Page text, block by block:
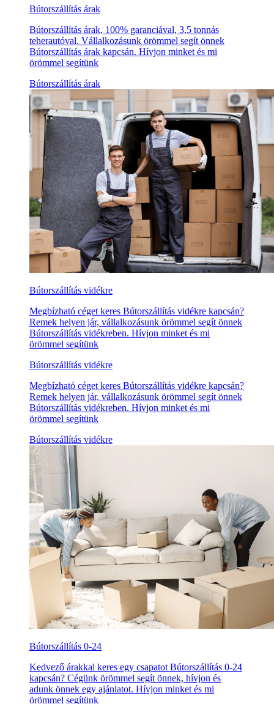
Bútorszállítás árak
Bútorszállítás árak, 100% garanciával, 3,5 tonnás
teherautóval. Vállalkozásunk örömmel segít önnek
Bútorszállítás árak kapcsán. Hívjon minket és mi
örömmel segítünk
Bútorszállítás árak
Bútorszállítás vidékre
Megbízható céget keres Bútorszállítás vidékre kapcsán?
Remek helyen jár, vállalkozásunk örömmel segít önnek
Bútorszállítás vidékreben. Hívjon minket és mi
örömmel segítünk
Bútorszállítás vidékre
Megbízható céget keres Bútorszállítás vidékre kapcsán?
Remek helyen jár, vállalkozásunk örömmel segít önnek
Bútorszállítás vidékreben. Hívjon minket és mi
örömmel segítünk
Bútorszállítás vidékre
Bútorszállítás 0-24
Kedvező árakkal keres egy csapatot Bútorszállítás 0-24
kapcsán? Cégünk örömmel segít önnek, hívjon és
adunk önnek egy ajánlatot. Hívjon minket és mi
örömmel segítünk